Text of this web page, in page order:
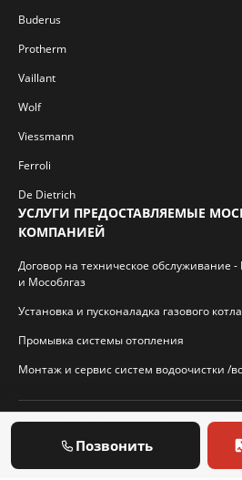
Buderus
Protherm
Vaillant
Wolf
Viessmann
Ferroli
De Dietrich
УСЛУГИ ПРЕДОСТАВЛЯЕМЫЕ
КОМПАНИЕЙ
Договор на техническое обслуживание
и Мособлгаз
Установка и пусконаладка газового котла
Промывка системы отопления
Монтаж и сервис систем водоочистки /
© 2026 И.П. Кротиков С.А.
Позвонить